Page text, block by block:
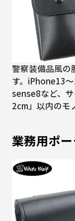
警察装備品風の
す。iPhone13
sense8など、
2cm」以内のモ
業務用ポ